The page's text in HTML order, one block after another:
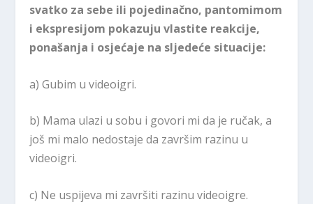
svatko za sebe ili pojedinačno, pantomimom
i ekspresijom pokazuju vlastite reakcije,
ponašanja i osjećaje na sljedeće situacije:
a) Gubim u videoigri.
b) Mama ulazi u sobu i govori mi da je ručak, a
još mi malo nedostaje da završim razinu u
videoigri.
c) Ne uspijeva mi završiti razinu videoigre.